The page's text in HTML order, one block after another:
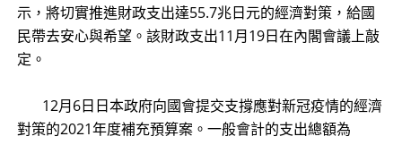
示，將切實推進財政支出達55.7兆日元的經濟對策，給國
民帶去安心與希望。該財政支出11月19日在內閣會議上敲
定。
12月6日日本政府向國會提交支撐應對新冠疫情的經濟
對策的2021年度補充預算案。一般會計的支出總額為